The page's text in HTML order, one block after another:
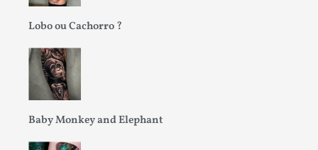
Lobo ou Cachorro ?
Baby Monkey and Elephant